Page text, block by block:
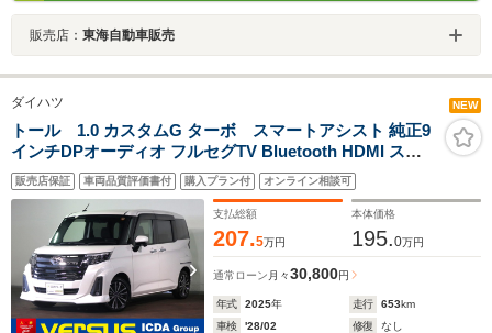
販売店： 東海自動車販売
ダイハツ NEW
トール 1.0 カスタムG ターボ スマートアシスト 純正9
インチDPオーディオ フルセグTV Bluetooth HDMI スマ
ホ連携 Bカメラ インテリキー LED アダクティブクルーズ
コントロール ATハイビーム Wパワスラ 助手席アッパー
トレイ ICターボ 純正15AW
販売店保証 車両品質評価書付 購入プラン付 オンライン相談可
支払総額
207.5万円
本体価格
195.0万円
通常ローン 月々30,800円
年式 2025年 走行 653km
車検
'28/02 修復
なし